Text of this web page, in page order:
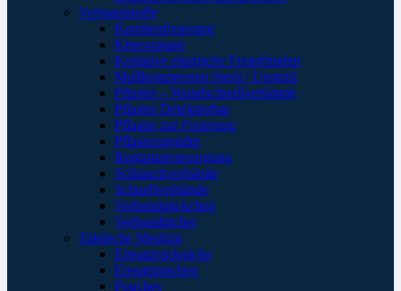
Verbandstoffe
Kanülenfixierung
Kinesoptape
Kohäsive elastische Fixierbinden
Mullkompressen Steril / Unsteril
Pflaster – Wundschnellverbände
Pflaster Detektierbar
Pflaster zur Fixierung
Pflasterspender
Replantatversorgung
Schlauchverbände
Schnellverbände
Verbandpäckchen
Verbandtücher
Taktische Medizin
Einsatzrucksäcke
Einsatztaschen
Pouches